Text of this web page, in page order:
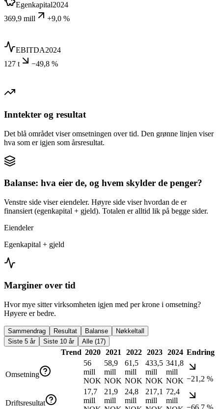
Egenkapital2024
369,9 mill
+9,0 %
EBITDA2024
127 t
−49,8 %
Inntekter og resultat
Det blå området viser omsetningen over tid. Den grønne linjen viser
hva som er igjen som årsresultat.
Balanse: hva eier de, og hvem skylder de penger?
Venstre side viser eiendeler. Høyre side viser hvordan de er
finansiert (egenkapital + gjeld). Totalen er alltid lik på begge sider.
Eiendeler
Egenkapital + gjeld
Marginer over tid
Hvor mye sitter virksomheten igjen med per krone i omsetning?
Høyere er bedre.
Sammendrag Resultat Balanse
Nøkkeltall
Siste 5 år
Siste 10 år Alle (17)
Trend 2020 2021 2022 2023 2024 Endring
Omsetning
56
mill
NOK
58,9
mill
NOK
61,5
mill
NOK
433,5
mill
NOK
341,8
mill
NOK −21,2 %
Driftsresultat
17,7
mill
21,9
mill
24,8
mill
217,1
mill
72,4
mill
−66,7 %